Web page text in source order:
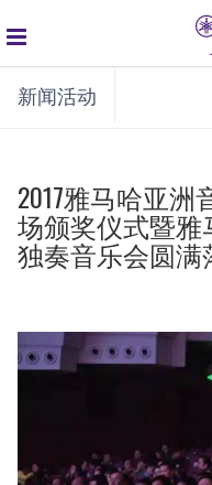
global
navigation
新闻活动
2017雅马哈亚
场颁奖仪式暨
独奏音乐会圆满